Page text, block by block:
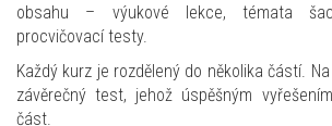
obsahu – výukové lekce, témata
procvičovací testy.
Každý kurz je rozdělený do několika částí.
závěrečný test, jehož úspěšným
část.